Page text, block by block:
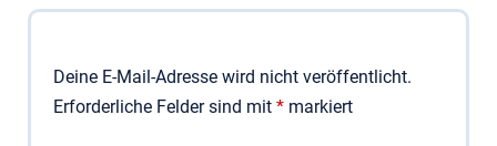
Deine E-Mail-Adresse wird nicht veröffentlicht.
Erforderliche Felder sind mit * markiert